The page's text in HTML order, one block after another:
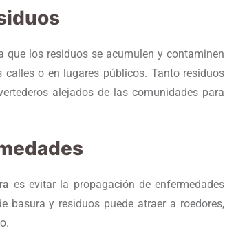
que los residuos se acumulen y contaminen
calles o en lugares públicos. Tanto residuos
alejados de las comunidades para
es evitar la propagación de enfermedades
basura y residuos puede atraer a roedores,